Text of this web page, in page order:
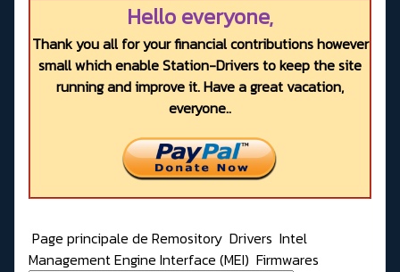
Hello everyone,
Thank you all for your financial contributions however
small which enable Station-Drivers to keep the site
running and improve it. Have a great vacation,
everyone..
Page principale de Remository Drivers Intel
Management Engine Interface (MEI) Firmwares